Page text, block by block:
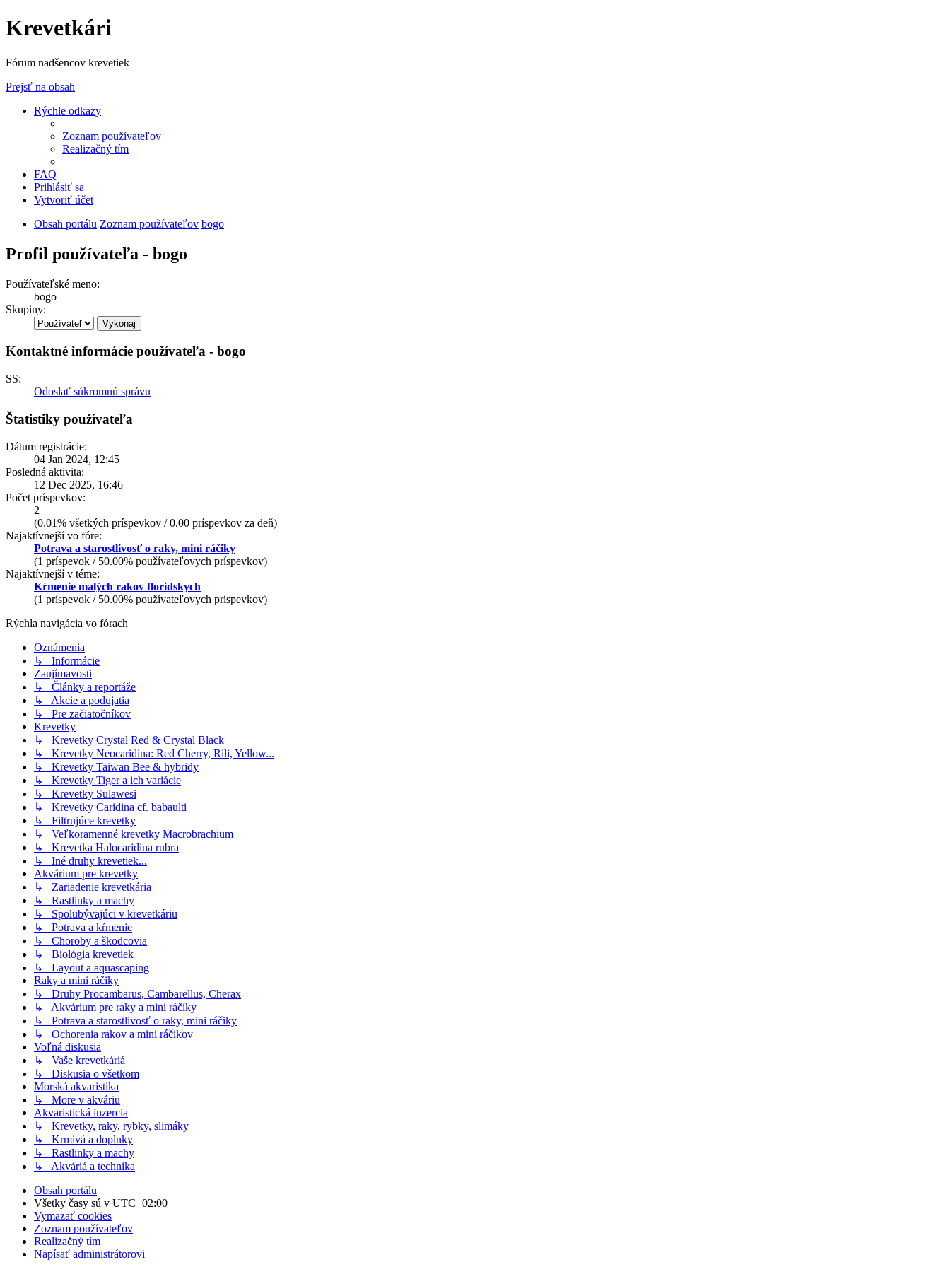
Krevetkári
Fórum nadšencov krevetiek
Prejsť na obsah
Rýchle odkazy
Zoznam používateľov
Realizačný tím
FAQ
Prihlásiť sa
Vytvoriť účet
Obsah portálu Zoznam používateľov bogo
Profil používateľa - bogo
Používateľské meno:
bogo
Skupiny:
Kontaktné informácie používateľa - bogo
SS:
Odoslať súkromnú správu
Štatistiky používateľa
Dátum registrácie:
04 Jan 2024, 12:45
Posledná aktivita:
12 Dec 2025, 16:46
Počet príspevkov:
2
(0.01% všetkých príspevkov / 0.00 príspevkov za deň)
Najaktívnejší vo fóre:
Potrava a starostlivosť o raky, mini ráčiky
(1 príspevok / 50.00% používateľovych príspevkov)
Najaktívnejší v téme:
Kŕmenie malých rakov floridskych
(1 príspevok / 50.00% používateľovych príspevkov)
Rýchla navigácia vo fórach
Oznámenia
↳ Informácie
Zaujímavosti
↳ Články a reportáže
↳ Akcie a podujatia
↳ Pre začiatočníkov
Krevetky
↳ Krevetky Crystal Red & Crystal Black
↳ Krevetky Neocaridina: Red Cherry, Rili, Yellow...
↳ Krevetky Taiwan Bee & hybridy
↳ Krevetky Tiger a ich variácie
↳ Krevetky Sulawesi
↳ Krevetky Caridina cf. babaulti
↳ Filtrujúce krevetky
↳ Veľkoramenné krevetky Macrobrachium
↳ Krevetka Halocaridina rubra
↳ Iné druhy krevetiek...
Akvárium pre krevetky
↳ Zariadenie krevetkária
↳ Rastlinky a machy
↳ Spolubývajúci v krevetkáriu
↳ Potrava a kŕmenie
↳ Choroby a škodcovia
↳ Biológia krevetiek
↳ Layout a aquascaping
Raky a mini ráčiky
↳ Druhy Procambarus, Cambarellus, Cherax
↳ Akvárium pre raky a mini ráčiky
↳ Potrava a starostlivosť o raky, mini ráčiky
↳ Ochorenia rakov a mini ráčikov
Voľná diskusia
↳ Vaše krevetkáriá
↳ Diskusia o všetkom
Morská akvaristika
↳ More v akváriu
Akvaristická inzercia
↳ Krevetky, raky, rybky, slimáky
↳ Krmivá a doplnky
↳ Rastlinky a machy
↳ Akváriá a technika
Obsah portálu
Všetky časy sú v UTC+02:00
Vymazať cookies
Zoznam používateľov
Realizačný tím
Napísať administrátorovi